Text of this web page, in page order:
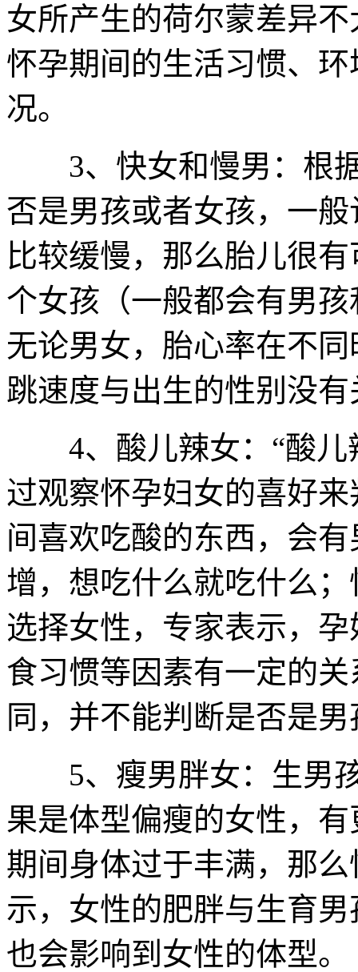
女所产生的荷尔蒙差异
怀孕期间的生活习惯、
况。
3、快女和慢男：根据
否是男孩或者女孩，一
比较缓慢，那么胎儿很
个女孩（一般都会有男
无论男女，胎心率在不
跳速度与出生的性别没有
4、酸儿辣女：“酸儿
过观察怀孕妇女的喜好
间喜欢吃酸的东西，会
增，想吃什么就吃什么
选择女性，专家表示，
食习惯等因素有一定的
同，并不能判断是否是
5、瘦男胖女：生男孩
果是体型偏瘦的女性，
期间身体过于丰满，那
示，女性的肥胖与生育
也会影响到女性的体型。